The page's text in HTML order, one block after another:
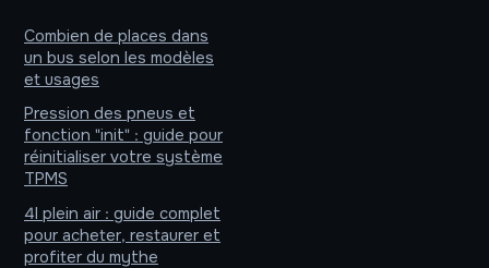
Combien de places dans
un bus selon les modèles
et usages
Pression des pneus et
fonction "init" : guide pour
réinitialiser votre système
TPMS
4l plein air : guide complet
pour acheter, restaurer et
profiter du mythe